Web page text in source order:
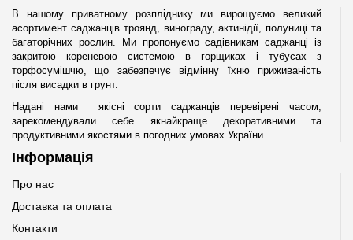
В нашому приватному розпліднику ми вирощуємо великий
асортимент саджанців троянд, винограду, актинідії, полуниці та
багаторічних рослин. Ми пропонуємо садівникам саджанці із
закритою кореневою системою в горщиках і тубусах з
торфосумішчю, що забезпечує відмінну їхню приживаність
після висадки в грунт.
Надані нами якісні сорти саджанців перевірені часом,
зарекомендували себе якнайкраще декоративними та
продуктивними якостями в погодних умовах України.
Інформація
Про нас
Доставка та оплата
Контакти